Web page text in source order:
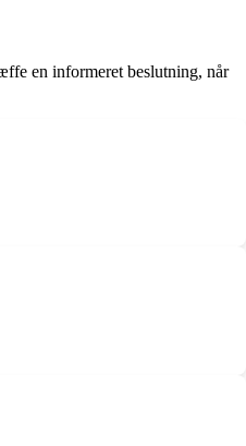
en informeret beslutning, når